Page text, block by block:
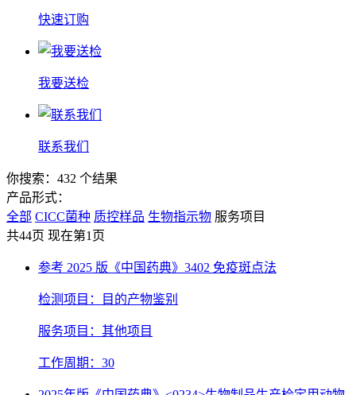
快速订购
我要送检
联系我们
你搜索：432 个结果
产品形式：
全部 CICC菌种 质控样品 生物指示物 服务项目
共44页 现在第1页
参考 2025 版《中国药典》3402 免疫斑点法
检测项目：目的产物鉴别
服务项目：其他项目
工作周期：30